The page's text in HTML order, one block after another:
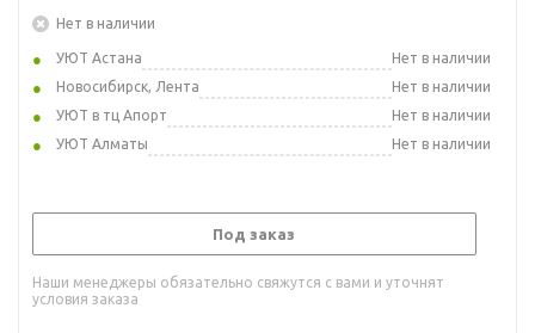
Нет в наличии
УЮТ Астана
Нет в наличии
Новосибирск, Лента
Нет в наличии
УЮТ в тц Апорт
Нет в наличии
УЮТ Алматы
Нет в наличии
Под заказ
Наши менеджеры обязательно свяжутся с вами и уточнят
условия заказа